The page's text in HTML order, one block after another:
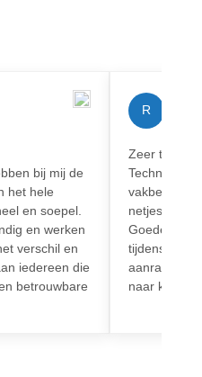
bij mij de
het hele
en soepel.
en werken
verschil en
iedereen die
betrouwbare
R
Zeer
Techniek!
netjes en
Goede
tijdens het
aanrader
naar